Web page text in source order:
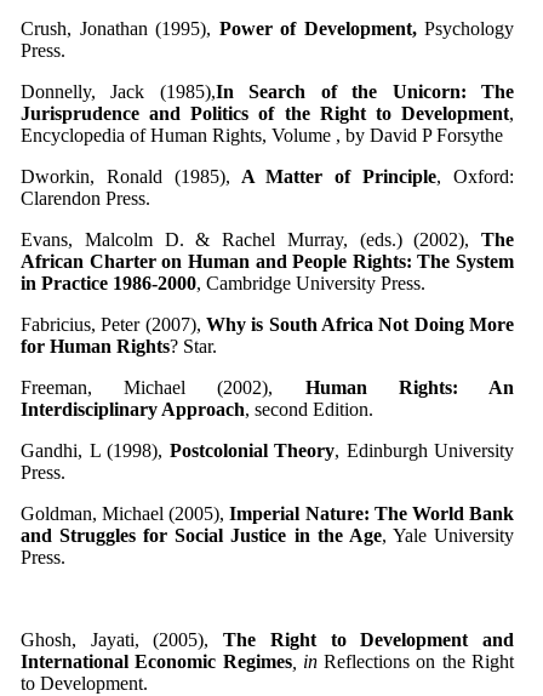
Crush, Jonathan (1995), Power of Development,Psychology
Press.
Donnelly, Jack (1985),In Search of the Unicorn: The
Jurisprudence and Politics of the Right to Development,
Encyclopedia of Human Rights, Volume , by David P Forsythe
Dworkin, Ronald (1985), A Matter of Principle, Oxford:
Clarendon Press.
Evans, Malcolm D. & Rachel Murray, (eds.) (2002), The
African Charter on Human and People Rights: The System
in Practice 1986-2000, Cambridge University Press.
Fabricius, Peter (2007), Why is South Africa Not Doing More
for Human Rights? Star.
Freeman, Michael (2002), Human Rights: An
Interdisciplinary Approach, second Edition.
Gandhi, L (1998), Postcolonial Theory, Edinburgh University
Press.
Goldman, Michael (2005),Imperial Nature: The World Bank
and Struggles for Social Justice in the Age, Yale University
Press.
Ghosh, Jayati, (2005),The Right to Development and
International Economic Regimes, inReflections on the Right
to Development.